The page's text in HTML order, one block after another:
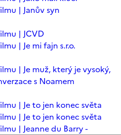
| Janův syn
| JCVD
| Je mi fajn s.r.o.
| Je muž, který je vysoký,
s Noamem
| Je to jen konec světa
| Je to jen konec světa
| Jeanne du Barry -